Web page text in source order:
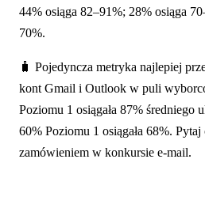
44% osiąga 82–91%; 28% osiąga
70%.
🧳 Pojedyncza metryka najlepiej
kont Gmail i Outlook w puli
Poziomu 1 osiągała 87% średniego
60% Poziomu 1 osiągała 68%.
zamówieniem w konkursie e-mail.